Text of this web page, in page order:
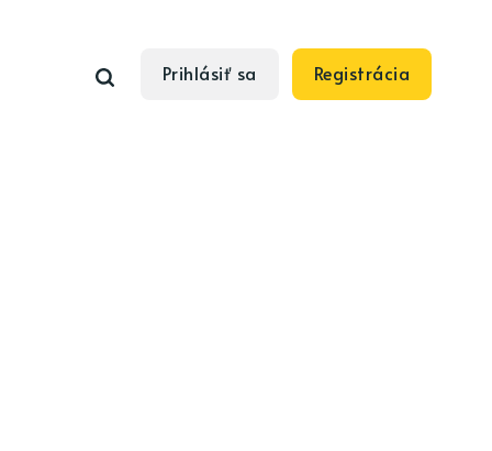
Prihlásiť sa Registrácia